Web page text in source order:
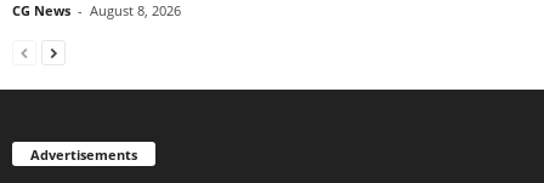
CG News - August 8, 2026
Advertisements